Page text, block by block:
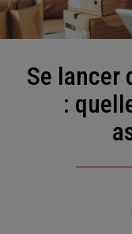
Se lancer dans le e-commerce
: